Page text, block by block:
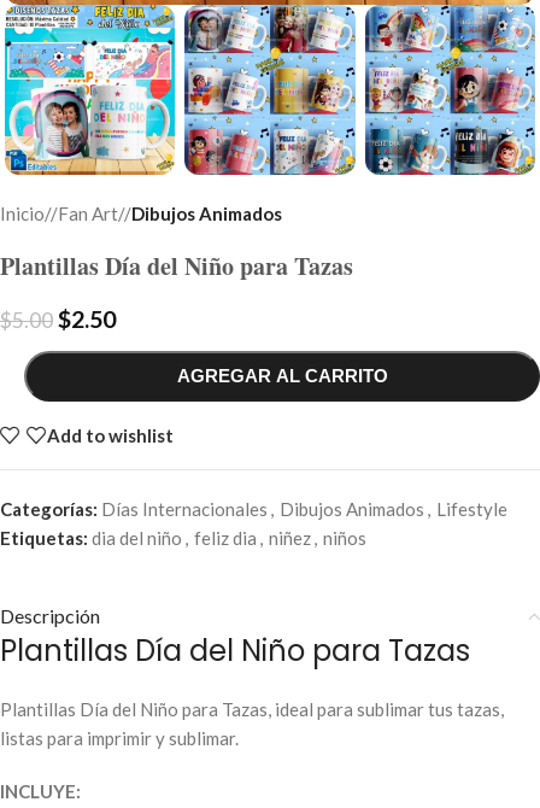
Inicio/ Fan Art/ Dibujos Animados
Plantillas Día del Niño para Tazas
$5.00$2.50
AGREGAR AL CARRITO
Add to wishlist
Categorías: Días Internacionales , Dibujos Animados , Lifestyle
Etiquetas: dia del niño , feliz dia , niñez, niños
Descripción
Plantillas Día del Niño para Tazas
Plantillas Día del Niño para Tazas, ideal para sublimar tus tazas,
listas para imprimir y sublimar.
INCLUYE: